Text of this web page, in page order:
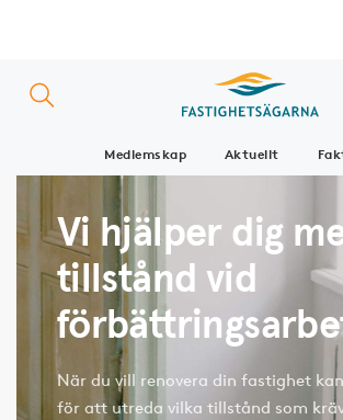
Medlemskap Aktuellt
Vi hjälper dig
tillstånd vid
När du vill renovera din fastighet
för att utreda vilka tillstånd som